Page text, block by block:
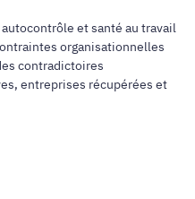
et santé au travail
organisationnelles
contradictoires
entreprises récupérées et